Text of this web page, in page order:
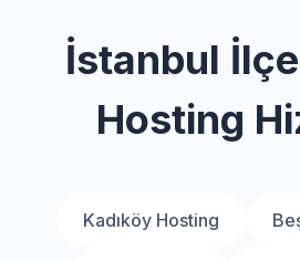
İstanbul
Hosting
Kadıköy Hosting